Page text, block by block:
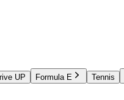
UP Formula E Tennis